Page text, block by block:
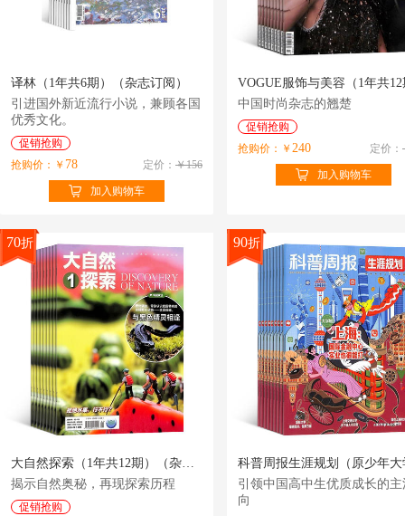
译林（1年共6期）（杂志订阅）
引进国外新近流行小说，兼顾各国
优秀文化。
促销抢购
抢购价：￥ 78 定价： ￥156
加入购物车
中国时尚杂志的翘楚
促销抢购
抢购价：￥ 240 定价：
加入购物车
70折
大自然探索（1年共12期）（杂志订阅）
揭示自然奥秘，再现探索历程
促销抢购
90折
引领中国高中生优质成长的主
向